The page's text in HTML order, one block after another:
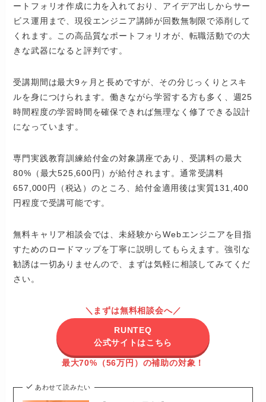
ートフォリオ作成に力を入れており、アイデア出しからサー
ビス運用まで、現役エンジニア講師が回数無制限で添削して
くれます。この高品質なポートフォリオが、転職活動での大
きな武器になると評判です。
受講期間は最大9ヶ月と長めですが、その分じっくりとスキ
ルを身につけられます。働きながら学習する方も多く、週25
時間程度の学習時間を確保できれば無理なく修了できる設計
になっています。
専門実践教育訓練給付金の対象講座であり、受講料の最大
80%（最大525,600円）が給付されます。通常受講料
657,000円（税込）のところ、給付金適用後は実質131,400
円程度で受講可能です。
無料キャリア相談会では、未経験からWebエンジニアを目指
すためのロードマップを丁寧に説明してもらえます。強引な
勧誘は一切ありませんので、まずは気軽に相談してみてくだ
さい。
＼まずは無料相談会へ／
RUNTEQ
公式サイトはこちら
最大70%（56万円）の補助の対象！
あわせて読みたい